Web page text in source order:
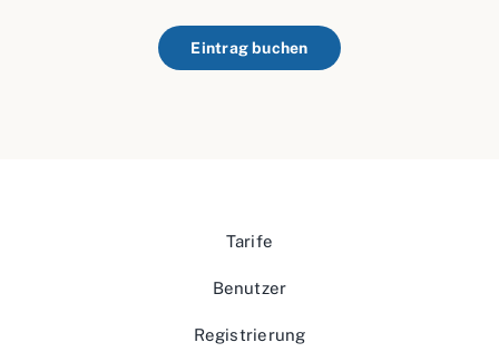
Eintrag buchen
Tarife
Benutzer
Registrierung